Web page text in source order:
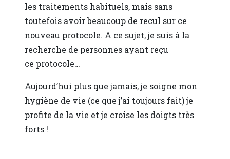
les traitements habituels, mais sans
toutefois avoir beaucoup de recul sur ce
nouveau protocole. A ce sujet, je suis à la
recherche de personnes ayant reçu
ce protocole…
Aujourd’hui plus que jamais, je soigne mon
hygiène de vie (ce que j’ai toujours fait) je
profite de la vie et je croise les doigts très
forts !